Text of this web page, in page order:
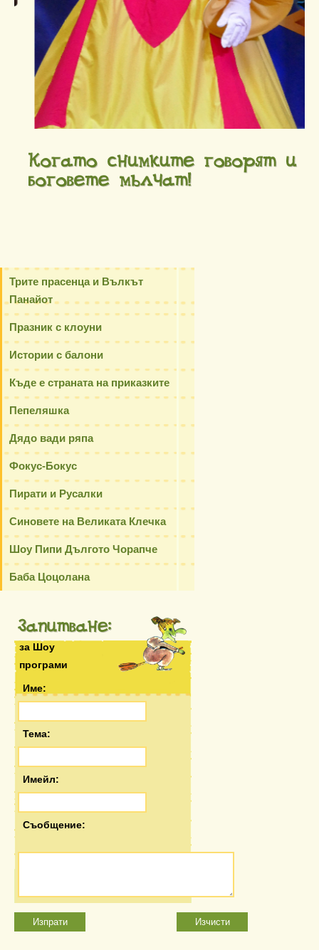
Трите прасенца и Вълкът
Панайот
Празник с клоуни
Истории с балони
Къде е страната на приказките
Пепеляшка
Дядо вади ряпа
Фокус-Бокус
Синовете на Великата Клечка
Шоу Пипи Дългото Чорапче
Баба Цоцолана
Име:
Тема:
Съобщение: